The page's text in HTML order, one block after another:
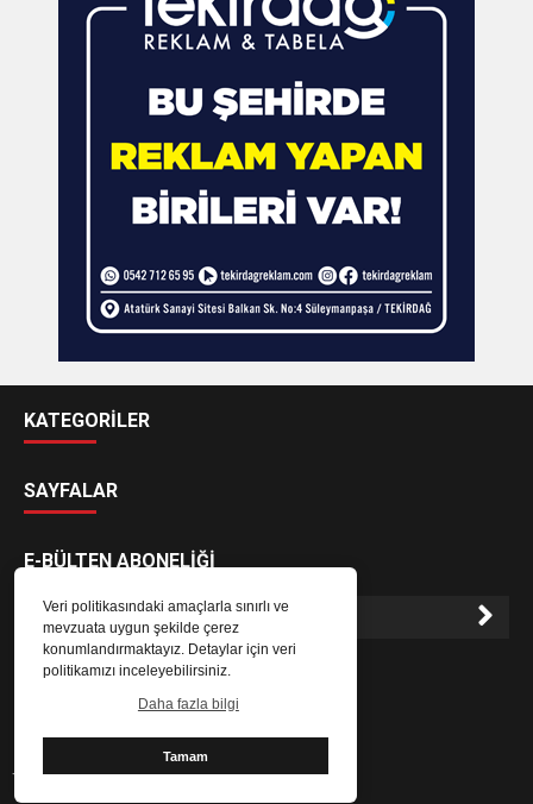
Veri politikasındaki amaçlarla sınırlı ve
mevzuata uygun şekilde çerez
konumlandırmaktayız. Detaylar için veri
politikamızı inceleyebilirsiniz.
Daha fazla bilgi
Tamam
KATEGORİLER
SAYFALAR
E-BÜLTEN ABONELİĞİ
E-Bülten aboneliği ile haberlere daha hızlı erişin.
Tekirdağ Canlı Haber